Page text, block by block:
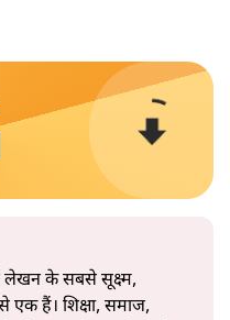
लेखन के सबसे सूक्ष्म,
एक हैं। शिक्षा, समाज,